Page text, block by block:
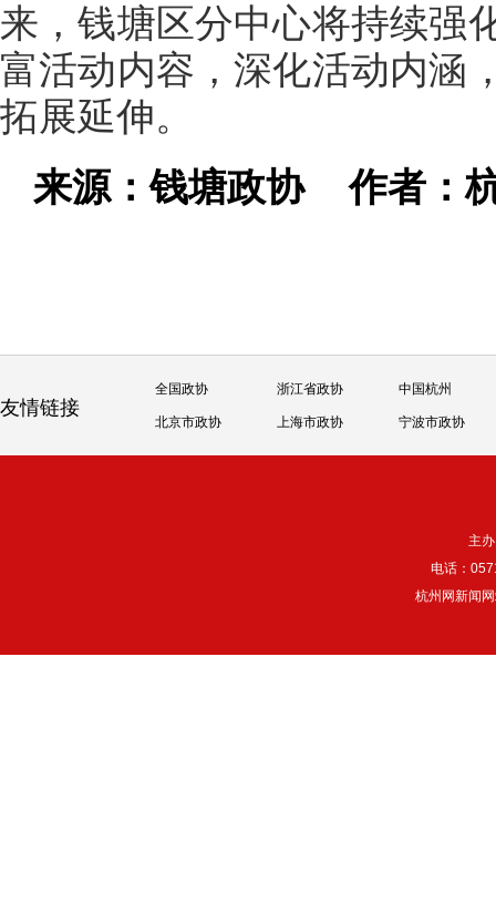
来，钱塘区分中心将持续强
富活动内容，深化活动内涵
拓展延伸。
来源：钱塘政协作者：
友情链接
全国政协 浙江省政协 中国杭州
北京市政协 上海市政协 宁波市政协
主
电话：
杭州网新闻